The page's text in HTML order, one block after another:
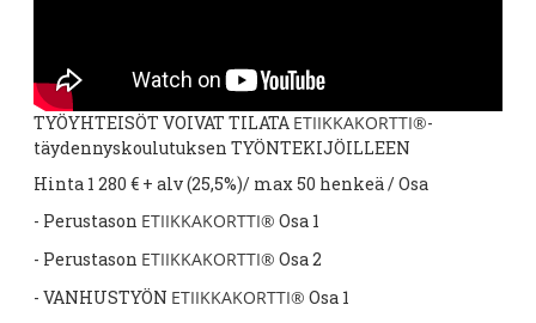
TYÖYHTEISÖT VOIVAT TILATA ETIIKKAKORTTI®-
täydennyskoulutuksen TYÖNTEKIJÖILLEEN
Hinta 1 280 € + alv (25,5%)/ max 50 henkeä / Osa
- Perustason ETIIKKAKORTTI® Osa 1
- Perustason ETIIKKAKORTTI® Osa 2
- VANHUSTYÖN ETIIKKAKORTTI® Osa 1